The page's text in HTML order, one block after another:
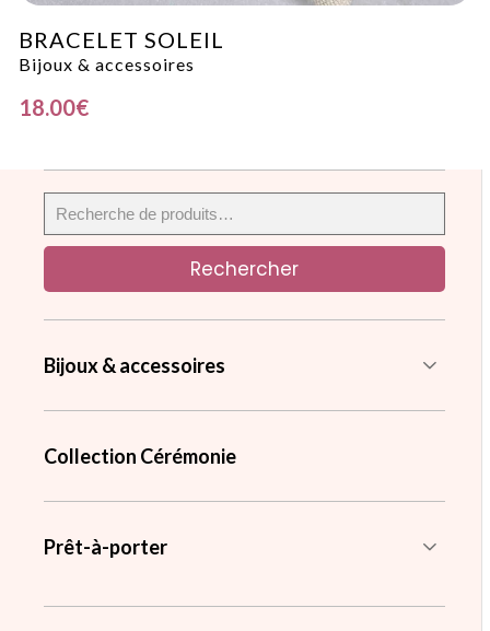
BRACELET SOLEIL
Bijoux & accessoires
18.00€
Rechercher
Bijoux & accessoires
Collection Cérémonie
Prêt-à-porter